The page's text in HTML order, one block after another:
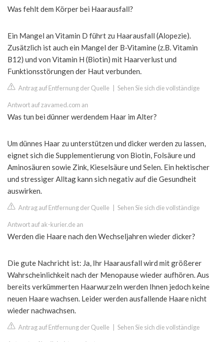
Was fehlt dem Körper bei Haarausfall?
Ein Mangel an Vitamin D führt zu Haarausfall (Alopezie).
Zusätzlich ist auch ein Mangel der B-Vitamine (z.B. Vitamin
B12) und von Vitamin H (Biotin) mit Haarverlust und
Funktionsstörungen der Haut verbunden.
Antrag auf Entfernung der Quelle Sehen Sie sich die vollständige
Antwort auf zavamed.com an
Was tun bei dünner werdendem Haar im Alter?
Um dünnes Haar zu unterstützen und dicker werden zu lassen,
eignet sich die Supplementierung von Biotin, Folsäure und
Aminosäuren sowie Zink, Kieselsäure und Selen. Ein hektischer
und stressiger Alltag kann sich negativ auf die Gesundheit
auswirken.
Antrag auf Entfernung der Quelle Sehen Sie sich die vollständige
Antwort auf ak-kurier.de an
Werden die Haare nach den Wechseljahren wieder dicker?
Die gute Nachricht ist: Ja, Ihr Haarausfall wird mit größerer
Wahrscheinlichkeit nach der Menopause wieder aufhören. Aus
bereits verkümmerten Haarwurzeln werden Ihnen jedoch keine
neuen Haare wachsen. Leider werden ausfallende Haare nicht
wieder nachwachsen.
Antrag auf Entfernung der Quelle Sehen Sie sich die vollständige